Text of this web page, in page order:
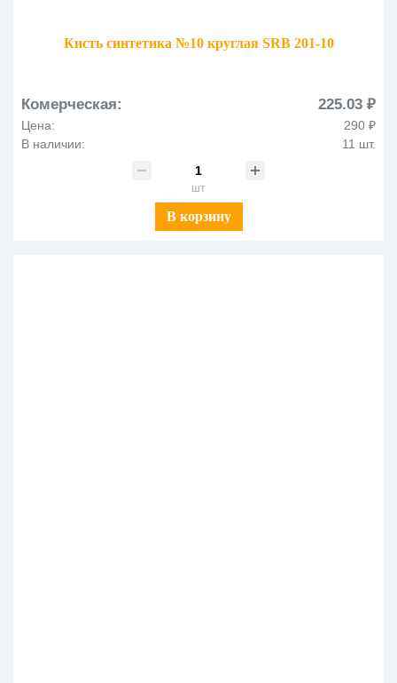
Кисть синтетика №10 круглая SRB 201-10
Комерческая: 225.03 ₽
Цена:
290 ₽
В наличии:
11 шт.
шт
В корзину